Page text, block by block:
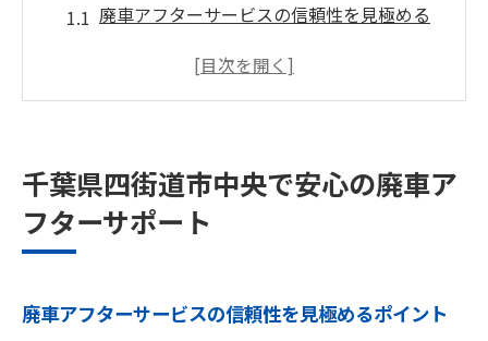
廃車アフターサービスの信頼性を見極める
千葉県四街道市中央で廃車業者を選ぶコツ
説
廃車手続きの流れとアフターサービスの重
特徴
千葉県四街道市中央で安心の廃車ア
フターサポート
廃車アフターサービスの信頼性を見極めるポイント